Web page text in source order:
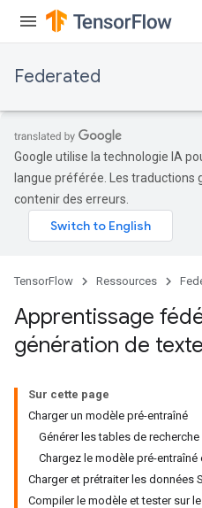
Federated
Google utilise la technologie IA
langue préférée. Les traductions
contenir des erreurs.
TensorFlow Ressources
Apprentissage
génération de texte
Sur cette page
Charger un modèle pré-entraîné
Générer les tables de
Chargez le modèle pré-entraîné
Charger et prétraiter les données
Compiler le modèle et tester sur